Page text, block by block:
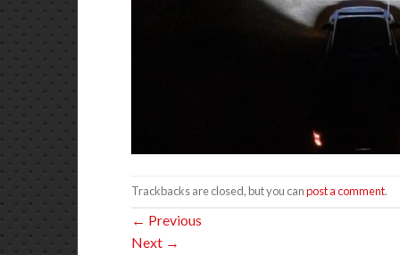
Trackbacks are closed, but you canpost a comment.
← Previous
Next →